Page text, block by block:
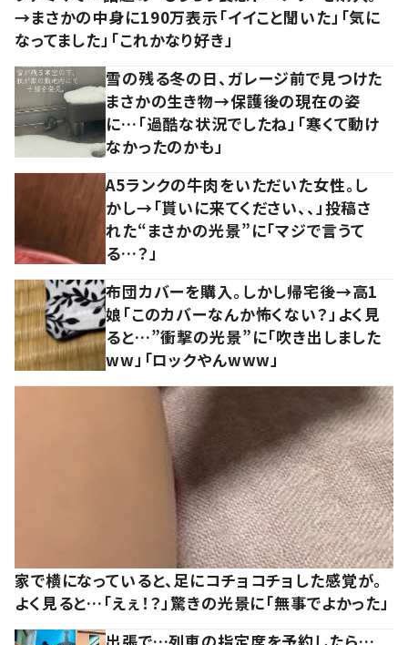
→まさかの中身に190万表示「イイこと聞いた」「気に
なってました」「これかなり好き」
雪の残る冬の日、ガレージ前で見つけた
まさかの生き物→保護後の現在の姿
に…「過酷な状況でしたね」「寒くて動け
なかったのかも」
A5ランクの牛肉をいただいた女性。し
かし→「貰いに来てください、、」投稿さ
れた“まさかの光景”に「マジで言うて
る…？」
布団カバーを購入。しかし帰宅後→高1
娘「このカバーなんか怖くない？」よく見
ると…”衝撃の光景”に「吹き出しました
ww」「ロックやんwww」
家で横になっていると、足にコチョコチョした感覚が。
よく見ると…「えぇ！？」驚きの光景に「無事でよかった」